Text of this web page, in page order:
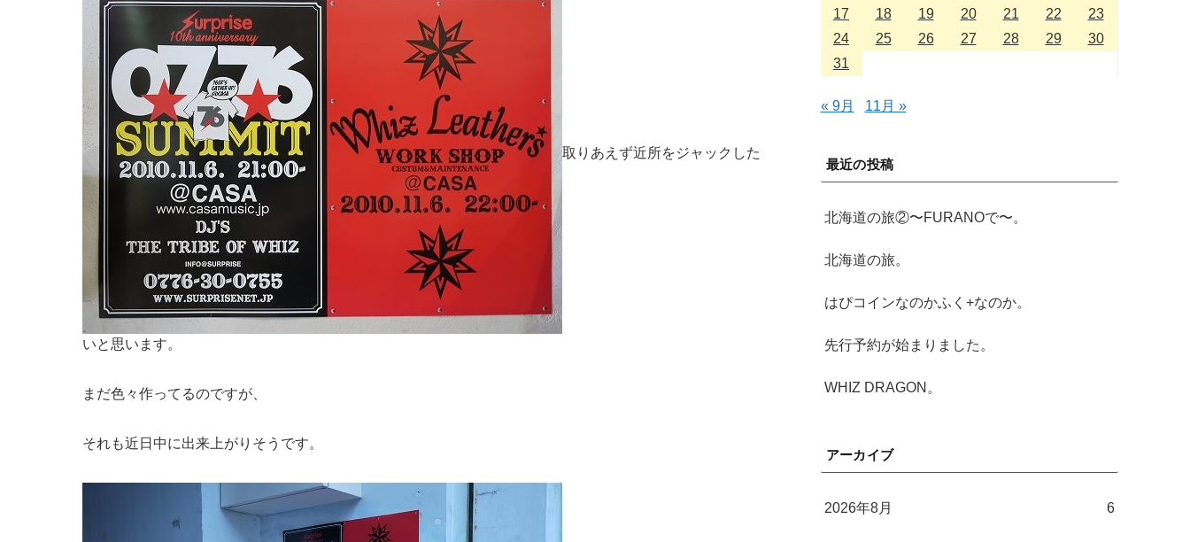
取りあえず近所をジャックした
いと思います。
まだ色々作ってるのですが、
それも近日中に出来上がりそうです。
17
18 19 20 21 22
23
24
25 26 27 28 29
30
31
« 9月 11月 »
最近の投稿
北海道の旅②〜FURANOで〜。
北海道の旅。
はぴコインなのかふく+なのか。
先行予約が始まりました。
WHIZ DRAGON。
アーカイブ
2026年8月 6